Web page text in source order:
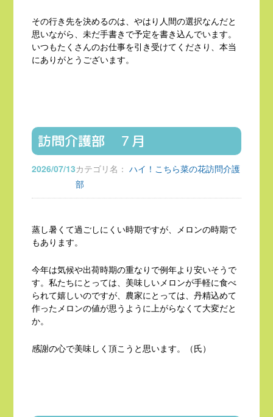
その行き先を決めるのは、やはり人間の選択なんだと
思いながら、未だ手書きで予定を書き込んでいます。
いつもたくさんのお仕事を引き受けてくださり、本当
にありがとうございます。
訪問介護部 ７月
2026/07/13カテゴリ名： ハイ！こちら菜の花訪問介護
部
蒸し暑くて過ごしにくい時期ですが、メロンの時期で
もあります。
今年は気候や出荷時期の重なりで例年より安いそうで
す。私たちにとっては、美味しいメロンが手軽に食べ
られて嬉しいのですが、農家にとっては、丹精込めて
作ったメロンの値が思うように上がらなくて大変だと
か。
感謝の心で美味しく頂こうと思います。（氏）